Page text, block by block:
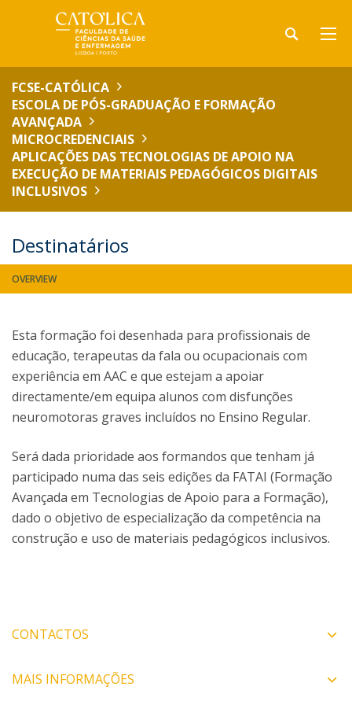
FCSE-CATÓLICA
ESCOLA DE PÓS-GRADUAÇÃO E FORMAÇÃO
AVANÇADA
MICROCREDENCIAIS
APLICAÇÕES DAS TECNOLOGIAS DE APOIO NA
EXECUÇÃO DE MATERIAIS PEDAGÓGICOS DIGITAIS
INCLUSIVOS
Destinatários
OVERVIEW
Esta formação foi desenhada para profissionais de
educação, terapeutas da fala ou ocupacionais com
experiência em AAC e que estejam a apoiar
directamente/em equipa alunos com disfunções
neuromotoras graves incluídos no Ensino Regular.
Será dada prioridade aos formandos que tenham já
participado numa das seis edições da FATAI (Formação
Avançada em Tecnologias de Apoio para a Formação),
dado o objetivo de especialização da competência na
construção e uso de materiais pedagógicos inclusivos.
CONTACTOS
MAIS INFORMAÇÕES